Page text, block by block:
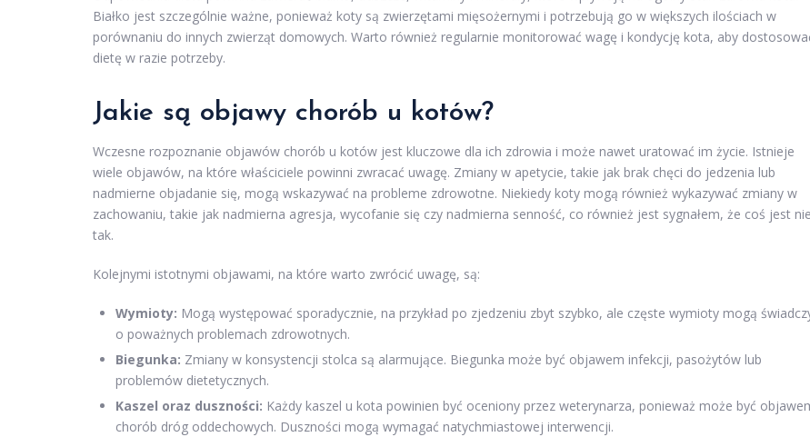
Białko jest szczególnie ważne, ponieważ koty są zwierzętami mięsożernymi i potrzebują go w większych ilościach w
porównaniu do innych zwierząt domowych. Warto również regularnie monitorować wagę i kondycję kota, aby
dietę w razie potrzeby.
Jakie są objawy chorób u kotów?
Wczesne rozpoznanie objawów chorób u kotów jest kluczowe dla ich zdrowia i może nawet uratować im życie. Istnieje
wiele objawów, na które właściciele powinni zwracać uwagę. Zmiany w apetycie, takie jak brak chęci do jedzenia lub
nadmierne objadanie się, mogą wskazywać na probleme zdrowotne. Niekiedy koty mogą również wykazywać zmiany w
zachowaniu, takie jak nadmierna agresja, wycofanie się czy nadmierna senność, co również jest sygnałem, że coś jest nie
tak.
Kolejnymi istotnymi objawami, na które warto zwrócić uwagę, są:
Wymioty: Mogą występować sporadycznie, na przykład po zjedzeniu zbyt szybko, ale częste wymioty mogą
o poważnych problemach zdrowotnych.
Biegunka: Zmiany w konsystencji stolca są alarmujące. Biegunka może być objawem infekcji, pasożytów lub
problemów dietetycznych.
Kaszel oraz duszności: Każdy kaszel u kota powinien być oceniony przez weterynarza, ponieważ może być
chorób dróg oddechowych. Duszności mogą wymagać natychmiastowej interwencji.